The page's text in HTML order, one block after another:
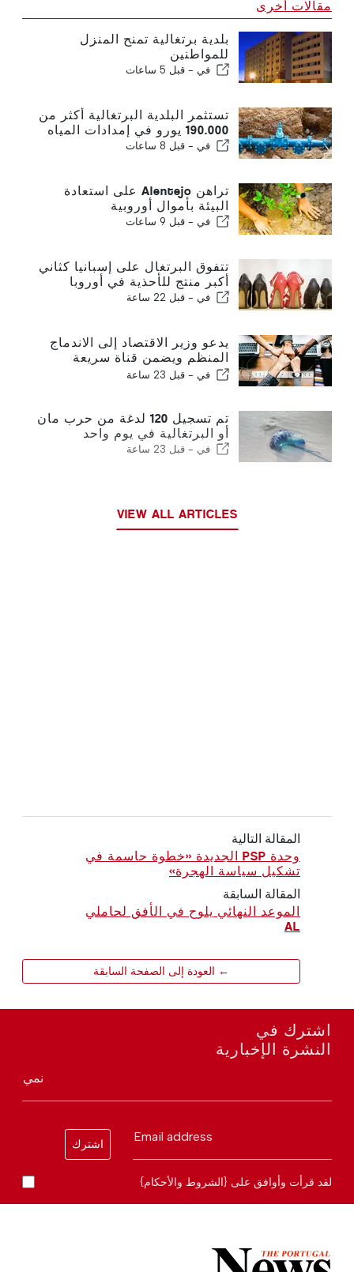
مقالات أخرى
بلدية برتغالية تمنح المنزل
للمواطنين
في - قبل 5 ساعات
تستثمر البلدية البرتغالية أكثر من
190.000 يورو في إمدادات المياه
في - قبل 8 ساعات
تراهن Alentejo على استعادة
البيئة بأموال أوروبية
في - قبل 9 ساعات
تتفوق البرتغال على إسبانيا كثاني
أكبر منتج للأحذية في أوروبا
في - قبل 22 ساعة
يدعو وزير الاقتصاد إلى الاندماج
المنظم ويضمن قناة سريعة
للمهاجرين
في - قبل 23 ساعة
تم تسجيل 120 لدغة من حرب مان
أو البرتغالية في يوم واحد
في - قبل 23 ساعة
VIEW ALL ARTICLES
المقالة التالية
وحدة PSP الجديدة «خطوة حاسمة في
تشكيل سياسة الهجرة»
المقالة السابقة
الموعد النهائي يلوح في الأفق لحاملي
AL
← العودة إلى الصفحة السابقة
اشترك في
النشرة الإخبارية
نمي
Email address
اشترك
لقد قرأت وأوافق على {الشروط والأحكام}